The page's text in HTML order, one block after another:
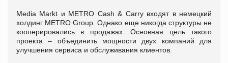
Media Markt и METRO Cash & Carry входят в немецкий
холдинг METRO Group. Однако еще никогда структуры не
кооперировались в продажах. Основная цель такого
проекта – объединить мощности двух компаний для
улучшения сервиса и обслуживания клиентов.